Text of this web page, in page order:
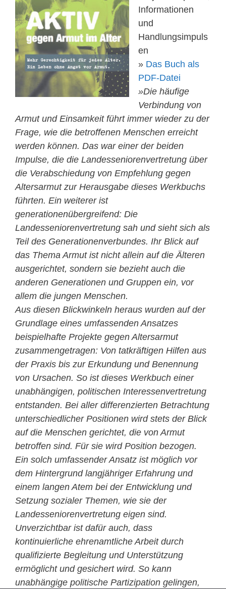
Informationen
und
Handlungsimpuls
en
» Das Buch als
PDF-Datei
»Die häufige
Verbindung von
Armut und Einsamkeit führt immer wieder zu der
Frage, wie die betroffenen Menschen erreicht
werden können. Das war einer der beiden
Impulse, die die Landesseniorenvertretung über
die Verabschiedung von Empfehlung gegen
Altersarmut zur Herausgabe dieses Werkbuchs
führten. Ein weiterer ist
generationenübergreifend: Die
Landesseniorenvertretung sah und sieht sich als
Teil des Generationenverbundes. Ihr Blick auf
das Thema Armut ist nicht allein auf die Älteren
ausgerichtet, sondern sie bezieht auch die
anderen Generationen und Gruppen ein, vor
allem die jungen Menschen.
Aus diesen Blickwinkeln heraus wurden auf der
Grundlage eines umfassenden Ansatzes
beispielhafte Projekte gegen Altersarmut
zusammengetragen: Von tatkräftigen Hilfen aus
der Praxis bis zur Erkundung und Benennung
von Ursachen. So ist dieses Werkbuch einer
unabhängigen, politischen Interessenvertretung
entstanden. Bei aller differenzierten Betrachtung
unterschiedlicher Positionen wird stets der Blick
auf die Menschen gerichtet, die von Armut
betroffen sind. Für sie wird Position bezogen.
Ein solch umfassender Ansatz ist möglich vor
dem Hintergrund langjähriger Erfahrung und
einem langen Atem bei der Entwicklung und
Setzung sozialer Themen, wie sie der
Landesseniorenvertretung eigen sind.
Unverzichtbar ist dafür auch, dass
kontinuierliche ehrenamtliche Arbeit durch
qualifizierte Begleitung und Unterstützung
ermöglicht und gesichert wird. So kann
unabhängige politische Partizipation gelingen,